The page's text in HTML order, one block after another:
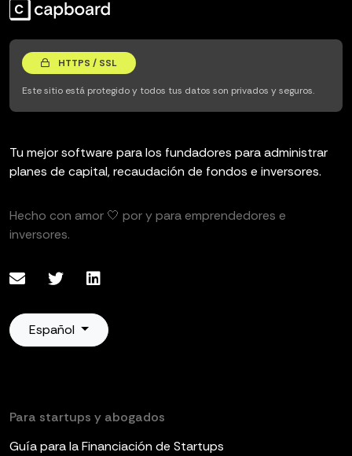
HTTPS / SSL
Este sitio está protegido y todos tus datos son privados y seguros.
Tu mejor software para los fundadores para administrar
planes de capital, recaudación de fondos e inversores.
Hecho con amor 🤍 por y para emprendedores e
inversores.
Español
Para startups y abogados
Guía para la Financiación de Startups